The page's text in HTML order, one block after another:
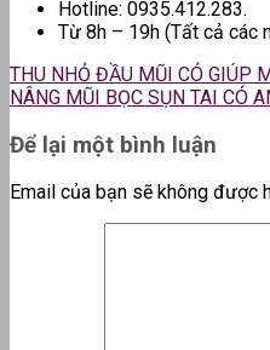
Hotline: 0935.412.283.
Từ 8h – 19h (Tất cả các
THU NHỎ ĐẦU MŨI CÓ GIÚP
NÂNG MŨI BỌC SỤN TAI CÓ
Để lại một bình luận
Email của bạn sẽ không được